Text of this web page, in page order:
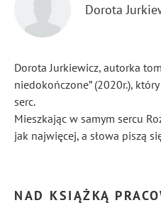
Dorota
Dorota Jurkiewicz, autorka
niedokończone” (2020r.),
serc.
Mieszkając w samym sercu
jak najwięcej, a słowa piszą
NAD KSIĄŻKĄ